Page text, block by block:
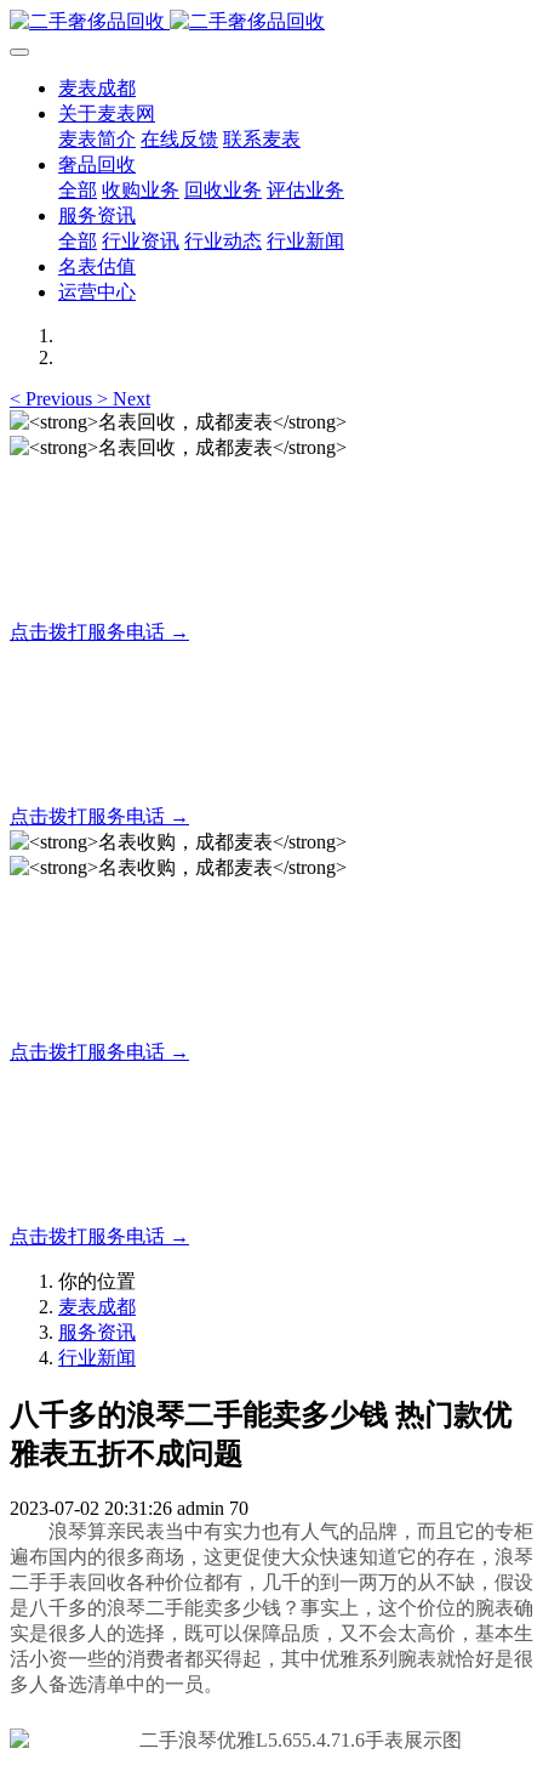
麦表成都
关于麦表网
麦表简介 在线反馈 联系麦表
奢品回收
全部 收购业务 回收业务 评估业务
服务资讯
全部 行业资讯 行业动态 行业新闻
名表估值
运营中心
< Previous > Next
点击拨打服务电话 →
点击拨打服务电话 →
点击拨打服务电话 →
点击拨打服务电话 →
你的位置
麦表成都
服务资讯
行业新闻
八千多的浪琴二手能卖多少钱 热门款优
雅表五折不成问题
2023-07-02 20:31:26 admin 70
浪琴算亲民表当中有实力也有人气的品牌，而且它的专柜
遍布国内的很多商场，这更促使大众快速知道它的存在，浪琴
二手手表回收各种价位都有，几千的到一两万的从不缺，假设
是八千多的浪琴二手能卖多少钱？事实上，这个价位的腕表确
实是很多人的选择，既可以保障品质，又不会太高价，基本生
活小资一些的消费者都买得起，其中优雅系列腕表就恰好是很
多人备选清单中的一员。